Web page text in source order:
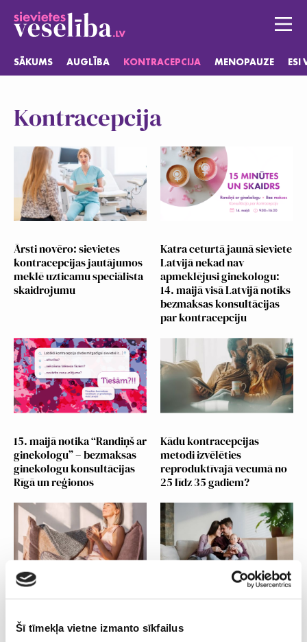
Šī tīmekļa vietne izmanto sīkfailus
SĀKUMS AUGLĪBA KONTRACEPCIJA MENOPAUZE ESI
Sākums
Auglība
Kontracepcija
Menopauze
Esi vesela
Jautājumi
Kontracepcija
Ārsti novēro: sievietes
kontracepcijas jautājumos
meklē uzticamu speciālista
skaidrojumu
Katra ceturtā jaunā sieviete
Latvijā nekad nav
apmeklējusi ginekologu:
14. maijā visā Latvijā notiks
bezmaksas konsultācijas
par kontracepciju
15. maijā notika “Randiņš ar
ginekologu” – bezmaksas
ginekologu konsultācijas
Rīgā un reģionos
Kādu kontracepcijas
metodi izvēlēties
reproduktīvajā vecumā no
25 līdz 35 gadiem?
gados: kas mainās pēc 35
gadu vecuma?
piemērotāko metodi?